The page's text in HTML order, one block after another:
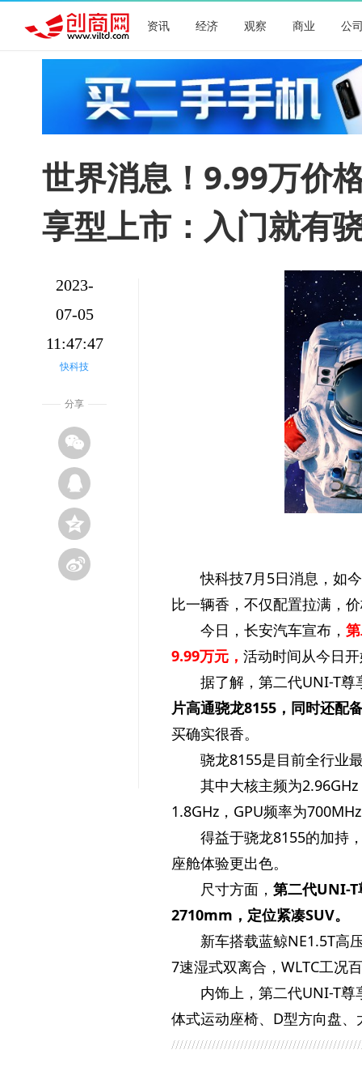
资讯 经济 观察 商业 公
世界消息！9.99万价
享型上市：入门就有
2023-
07-05
11:47:47
快科技
分享
快科技7月5日消息，如
比一辆香，不仅配置拉满，
今日，长安汽车宣布，
9.99万元， 活动时间从今日
据了解，第二代UNI-T
片高通骁龙8155，同时还配
买确实很香。
骁龙8155是目前全行业
其中大核主频为
1.8GHz，GPU频率为
得益于骁龙8155的加持
座舱体验更出色。
尺寸方面， 第二代UNI-
2710mm，定位紧凑SUV。
新车搭载蓝鲸NE1.5T高
7速湿式双离合，WLTC工况
内饰上，第二代UNI-T
体式运动座椅、D型方向盘